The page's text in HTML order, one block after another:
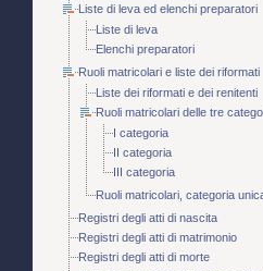
Liste di leva ed elenchi preparatori
Liste di leva
Elenchi preparatori
Ruoli matricolari e liste dei riformati
Liste dei riformati e dei renitenti
Ruoli matricolari delle tre
I categoria
II categoria
III categoria
Ruoli matricolari, categoria
Registri degli atti di nascita
Registri degli atti di matrimonio
Registri degli atti di morte